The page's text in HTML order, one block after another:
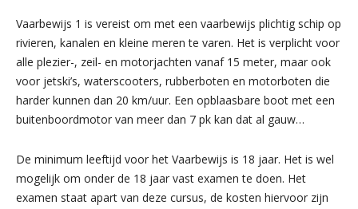
Vaarbewijs 1 is vereist om met een vaarbewijs plichtig schip op
rivieren, kanalen en kleine meren te varen. Het is verplicht voor
alle plezier-, zeil- en motorjachten vanaf 15 meter, maar ook
voor jetski’s, waterscooters, rubberboten en motorboten die
harder kunnen dan 20 km/uur. Een opblaasbare boot met een
buitenboordmotor van meer dan 7 pk kan dat al gauw…
De minimum leeftijd voor het Vaarbewijs is 18 jaar. Het is wel
mogelijk om onder de 18 jaar vast examen te doen. Het
examen staat apart van deze cursus, de kosten hiervoor zijn